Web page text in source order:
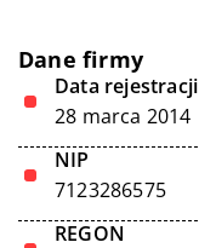
Dane firmy
Data
28 marca 2014
NIP
7123286575
REGON